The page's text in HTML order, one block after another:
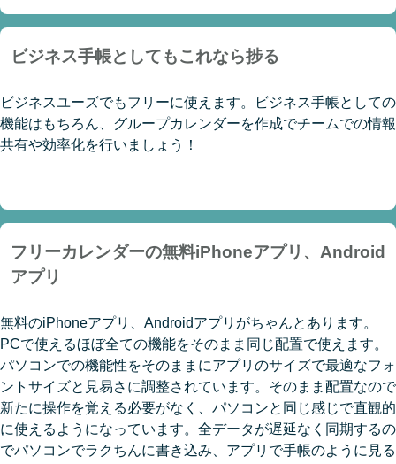
ビジネス手帳としてもこれなら捗る
ビジネスユーズでもフリーに使えます。ビジネス手帳としての
機能はもちろん、グループカレンダーを作成でチームでの情報
共有や効率化を行いましょう！
フリーカレンダーの無料iPhoneアプリ、Android
アプリ
無料のiPhoneアプリ、Androidアプリがちゃんとあります。
PCで使えるほぼ全ての機能をそのまま同じ配置で使えます。
パソコンでの機能性をそのままにアプリのサイズで最適なフォ
ントサイズと見易さに調整されています。そのまま配置なので
新たに操作を覚える必要がなく、パソコンと同じ感じで直観的
に使えるようになっています。全データが遅延なく同期するの
でパソコンでラクちんに書き込み、アプリで手帳のように見る